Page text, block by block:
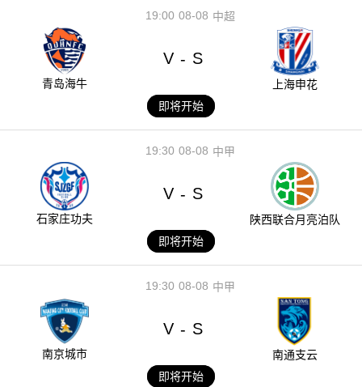
08-08
19:00 中超
青岛海牛
V - S
上海申花
即将开始
08-08
19:30 中甲
石家庄功夫
V - S
陕西联合月亮泊队
即将开始
08-08
19:30 中甲
南京城市
V - S
南通支云
即将开始